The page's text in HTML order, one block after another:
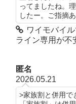
ってましたね。
したー。ご指摘
ワイモバイ
ライン専用が不
匿名
2026.05.21
>家族割と併用で